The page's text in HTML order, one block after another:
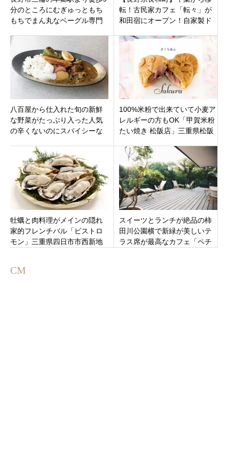
分のところにむぎゅっともち
もちでまん丸なベーグル専門
転！古民家カフェ「転々」が
和田宿にオープン！自家製ド
心ゆるむひととき
八百屋から仕入れた旬の新鮮
な野菜がたっぷり入った人気
の辛くないのにスパイシーな
県名古屋市中村区名古屋駅徒
歩2分
100%米粉で出来ていて小麦ア
レルギーの方もOK「甲賀米粉
たい焼き 松阪店」三重県松阪
ン！
牡蠣と肉料理がメインの隠れ
家的フレンチバル「ビストロ
モン」三重県四日市市西新地
スイーツとランチが絶品の柿
田川公園横で新緑が美しいテ
ラス席が最高なカフェ「ペチ
CM